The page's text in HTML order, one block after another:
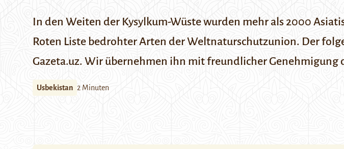
In den Weiten der Kysylkum-Wüste wurden mehr als 2000
Roten Liste bedrohter Arten derWeltnaturschutzunion. Der
Gazeta.uz. Wir übernehmen ihn mit freundlicher Genehmigung
Usbekistan 2 Minuten